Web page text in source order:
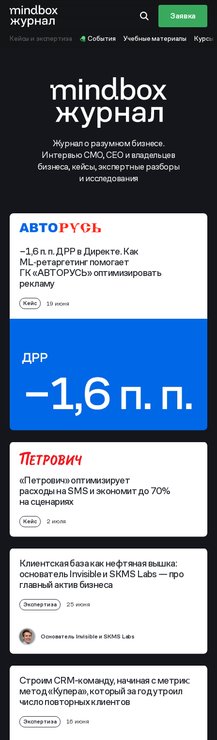
Заявка
Кейсы и экспертиза События Учебные материалы Курсы
Журнал о разумном бизнесе.
Интервью CMO, CEO и владельцев
бизнеса, кейсы, экспертные разборы
и исследования
−1,6 п. п. ДРР в Директе. Как
ML‑ретаргетинг помогает
ГК «АВТОРУСЬ» оптимизировать
рекламу
Кейс 19 июня
«Петрович» оптимизирует
расходы на SMS и экономит до 70%
на сценариях
Кейс 2 июля
Клиентская база как нефтяная вышка:
основатель Invisible и SKMS Labs — про
главный актив бизнеса
Экспертиза 25 июня
Основатель Invisible и SKMS Labs
Строим CRM-команду, начиная с метрик:
метод «Купера», который за год утроил
число повторных клиентов
Экспертиза 16 июня